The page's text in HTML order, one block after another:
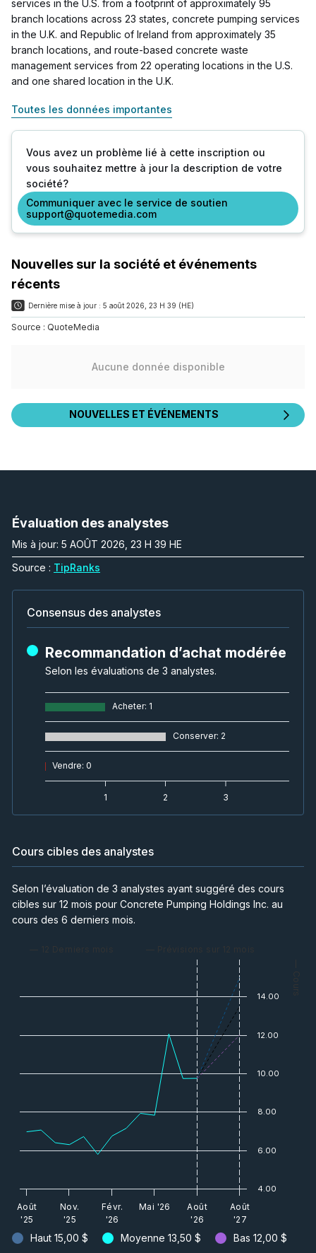
services in the U.S. from a footprint of approximately 95
branch locations across 23 states, concrete pumping services
in the U.K. and Republic of Ireland from approximately 35
branch locations, and route-based concrete waste
management services from 22 operating locations in the U.S.
and one shared location in the U.K.
Toutes les données importantes
Vous avez un problème lié à cette inscription ou
vous souhaitez mettre à jour la description de votre
société?
Communiquer avec le service de soutien
support@quotemedia.com
Nouvelles sur la société et événements
récents
Dernière mise à jour : 5 août 2026, 23 H 39 (HE)
Source : QuoteMedia
Aucune donnée disponible
NOUVELLES ET ÉVÉNEMENTS
Évaluation des analystes
Mis à jour: 5 AOÛT 2026, 23 H 39 HE
Source : TipRanks
Consensus des analystes
Recommandation d’achat modérée
Selon les évaluations de 3 analystes.
Acheter: 1
Conserver: 2
Vendre: 0
1 2 3
Cours cibles des analystes
Haut 15,00 $ Moyenne 13,50 $ Bas 12,00 $
Selon l’évaluation de 3 analystes ayant suggéré des cours
cibles sur 12 mois pour Concrete Pumping Holdings Inc. au
cours des 6 derniers mois.
— 12 Derniers mois — Prévisions sur 12 mois
— Cours
Août
'25
Nov.
'25
Févr.
'26
Mai '26
Août
'26
Août
'27
4.00
6.00
8.00
10.00
12.00
14.00